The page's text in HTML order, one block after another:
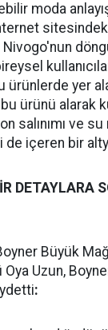
moda
ürünlerde yer
ürünü alarak
salınımı ve
de içeren bir
DETAYLARA
Büyük
Uzun,
: